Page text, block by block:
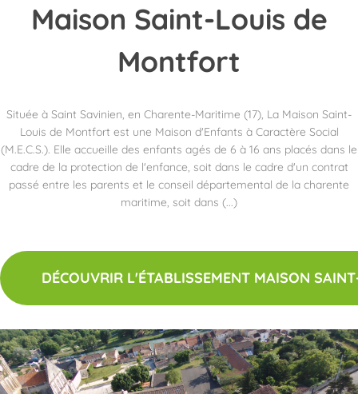
Maison Saint-Louis de
Montfort
Située à Saint Savinien, en Charente-Maritime (17), La Maison Saint-
Louis de Montfort est une Maison d'Enfants à Caractère Social
(M.E.C.S.). Elle accueille des enfants agés de 6 à 16 ans placés dans le
cadre de la protection de l'enfance, soit dans le cadre d'un contrat
passé entre les parents et le conseil départemental de la charente
maritime, soit dans (...)
DÉCOUVRIR L'ÉTABLISSEMENT MAISON